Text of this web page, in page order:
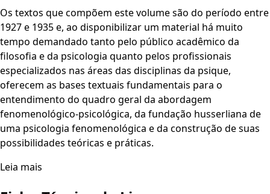
Os textos que compõem este volume são do período entre
1927 e 1935 e, ao disponibilizar um material há muito
tempo demandado tanto pelo público acadêmico da
filosofia e da psicologia quanto pelos profissionais
especializados nas áreas das disciplinas da psique,
oferecem as bases textuais fundamentais para o
entendimento do quadro geral da abordagem
fenomenológico-psicológica, da fundação husserliana de
uma psicologia fenomenológica e da construção de suas
possibilidades teóricas e práticas.
Leia mais